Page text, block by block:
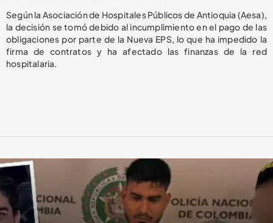
Según la Asociación de Hospitales Públicos de Antioquia (Aesa),
la decisión se tomó debido al incumplimiento en el pago de las
obligaciones por parte de la Nueva EPS, lo que ha impedido la
firma de contratos y ha afectado las finanzas de la red
hospitalaria.